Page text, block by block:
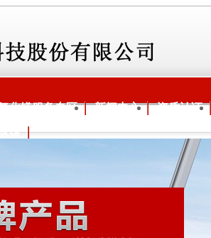
化镁服务专区 新闻中心 资质认证
版